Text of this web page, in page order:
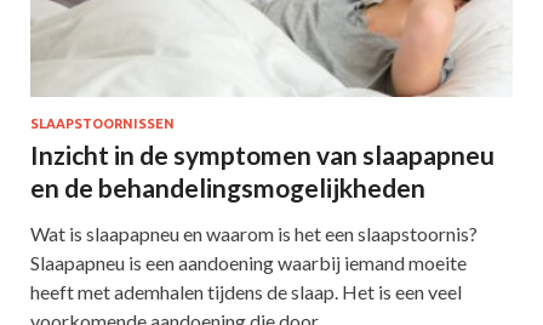
SLAAPSTOORNISSEN
Inzicht in de symptomen van slaapapneu
en de behandelingsmogelijkheden
Wat is slaapapneu en waarom is het een slaapstoornis?
Slaapapneu is een aandoening waarbij iemand moeite
heeft met ademhalen tijdens de slaap. Het is een veel
voorkomende aandoening die door …